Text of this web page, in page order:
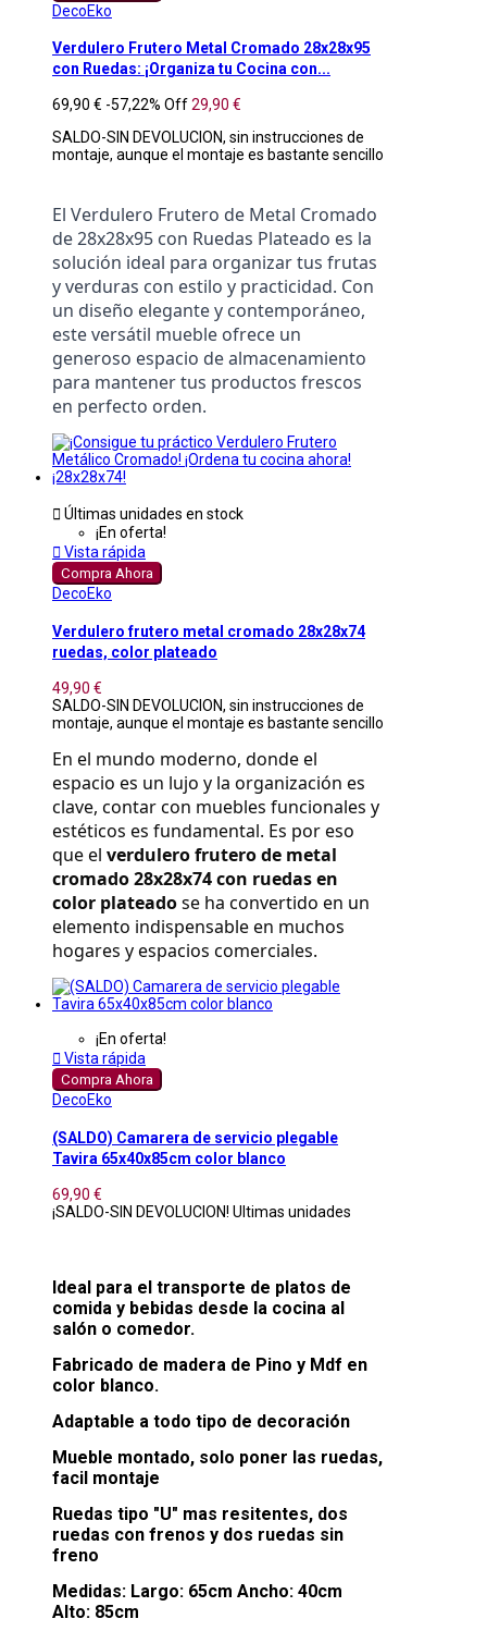
DecoEko
Verdulero Frutero Metal Cromado 28x28x95
con Ruedas: ¡Organiza tu Cocina con...
69,90 € -57,22% Off29,90 €
SALDO-SIN DEVOLUCION, sin instrucciones de
montaje, aunque el montaje es bastante sencillo
El Verdulero Frutero de Metal Cromado
de 28x28x95 con Ruedas Plateado es la
solución ideal para organizar tus frutas
y verduras con estilo y practicidad. Con
un diseño elegante y contemporáneo,
este versátil mueble ofrece un
generoso espacio de almacenamiento
para mantener tus productos frescos
en perfecto orden.
 Últimas unidades en stock
¡En oferta!
 Vista rápida
Compra Ahora
DecoEko
Verdulero frutero metal cromado 28x28x74
ruedas, color plateado
49,90 €
SALDO-SIN DEVOLUCION, sin instrucciones de
montaje, aunque el montaje es bastante sencillo
En el mundo moderno, donde el
espacio es un lujo y la organización es
clave, contar con muebles funcionales y
estéticos es fundamental. Es por eso
que el verdulero frutero de metal
cromado 28x28x74 con ruedas en
color plateado se ha convertido en un
elemento indispensable en muchos
hogares y espacios comerciales.
¡En oferta!
 Vista rápida
Compra Ahora
DecoEko
(SALDO) Camarera de servicio plegable
Tavira 65x40x85cm color blanco
69,90 €
¡SALDO-SIN DEVOLUCION! Ultimas unidades
Ideal para el transporte de platos de
comida y bebidas desde la cocina al
salón o comedor.
Fabricado de madera de Pino y Mdf en
color blanco.
Adaptable a todo tipo de decoración
Mueble montado, solo poner las ruedas,
facil montaje
Ruedas tipo "U" mas resitentes, dos
ruedas con frenos y dos ruedas sin
freno
Medidas: Largo: 65cm Ancho: 40cm
Alto: 85cm